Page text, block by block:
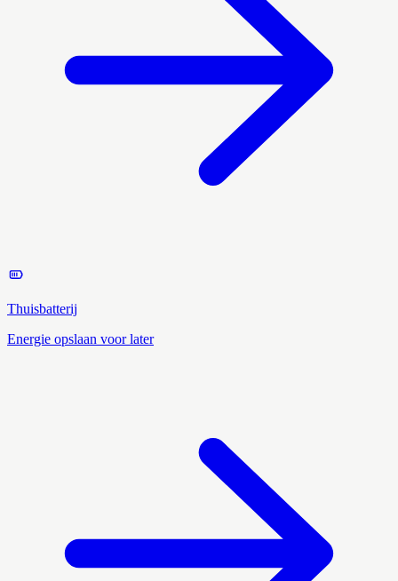
Thuisbatterij
Energie opslaan voor later